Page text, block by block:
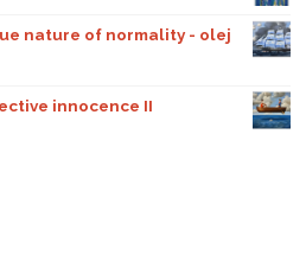
nature of normality - olej
innocence II